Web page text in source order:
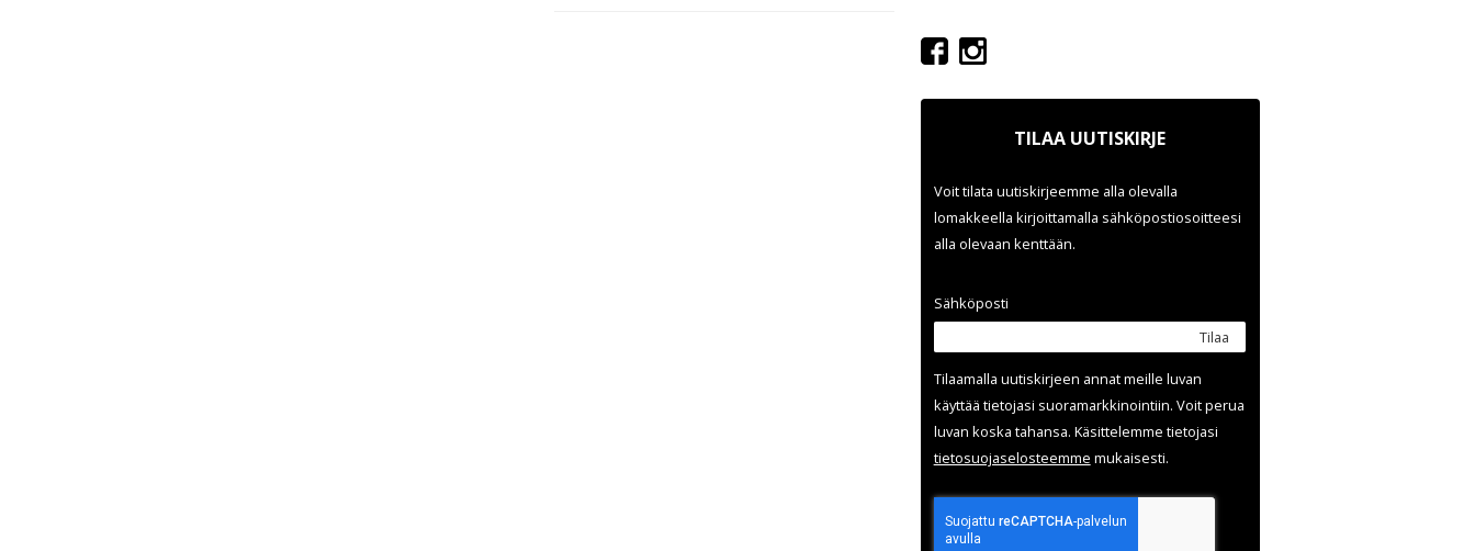
TILAA UUTISKIRJE
Voit tilata uutiskirjeemme alla olevalla
lomakkeella kirjoittamalla sähköpostiosoitteesi
alla olevaan kenttään.
Sähköposti
Tilaa
Tilaamalla uutis­kirjeen annat meille luvan
käyttää tietojasi suora­markkinointiin. Voit perua
luvan koska tahansa. Käsittelemme tietojasi
tieto­suoja­selosteemme mukaisesti.